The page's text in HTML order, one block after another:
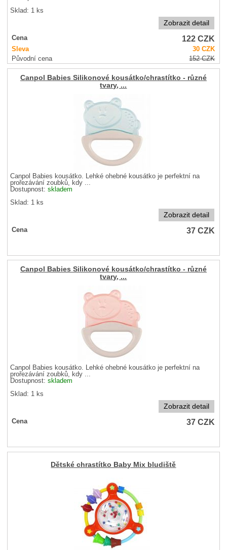
Sklad: 1 ks
Zobrazit detail
Cena 122CZK
Sleva 30CZK
Původní cena
152CZK
Canpol Babies Silikonové kousátko/chrastítko - různé
tvary, ...
Canpol Babies kousátko. Lehké ohebné kousátko je perfektní na
prořezávání zoubků, kdy ...
Dostupnost:skladem
Sklad: 1 ks
Zobrazit detail
Cena 37CZK
Canpol Babies Silikonové kousátko/chrastítko - různé
tvary, ...
Canpol Babies kousátko. Lehké ohebné kousátko je perfektní na
prořezávání zoubků, kdy ...
Dostupnost:skladem
Sklad: 1 ks
Zobrazit detail
Cena 37CZK
Dětské chrastítko Baby Mix bludiště